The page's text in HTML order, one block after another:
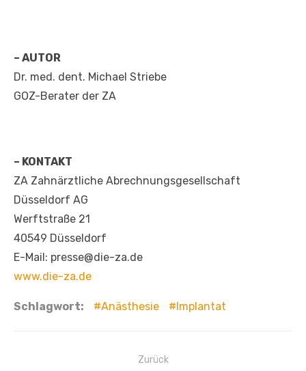
– AUTOR
Dr. med. dent. Michael Striebe
GOZ-Berater der ZA
– KONTAKT
ZA Zahnärztliche Abrechnungsgesellschaft
Düsseldorf AG
Werftstraße 21
40549 Düsseldorf
E-Mail: presse@die-za.de
www.die-za.de
Schlagwort: Anästhesie Implantat
Beitragsnavigation
Zurück